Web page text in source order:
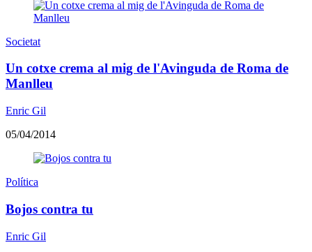
Societat
Un cotxe crema al mig de l'Avinguda de Roma de
Manlleu
Enric Gil
05/04/2014
Política
Bojos contra tu
Enric Gil